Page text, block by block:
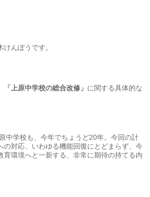
んぽうです。
「上原中学校の総合改修」 に関する具体的な
中学校も、今年でちょうど20年。今回の計
の対応、いわゆる機能回復にとどまらず、今
育環境へと一新する、非常に期待の持てる内